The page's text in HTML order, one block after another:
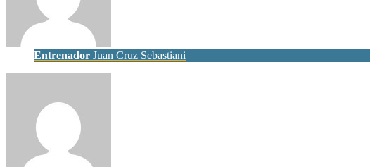
Entrenador Juan Cruz Sebastiani